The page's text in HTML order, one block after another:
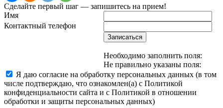
Сделайте первый шаг — запишитесь на прием!
Имя
Контактный телефон
Записаться
Необходимо заполнить поля:
Не правильно указаны поля:
Я даю согласие на обработку персональных данных (в том
числе подтверждаю, что ознакомлен(а) с Политикой
конфиденциальности сайта и с Политикой в отношении
обработки и защиты персональных данных)